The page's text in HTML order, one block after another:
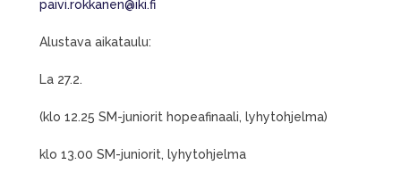
paivi.rokkanen@iki.fi
Alustava aikataulu:
La 27.2.
(klo 12.25 SM-juniorit hopeafinaali, lyhytohjelma)
klo 13.00 SM-juniorit, lyhytohjelma